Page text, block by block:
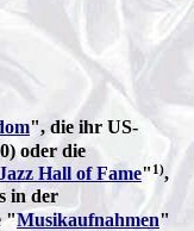
", die ihr US-
oder die
Hall of Fame" 1),
in der
"Musikaufnahmen"